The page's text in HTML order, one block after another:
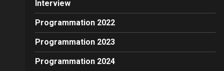
Interview
Programmation 2022
Programmation 2023
Programmation 2024